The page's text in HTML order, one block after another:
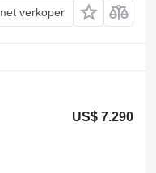
verkoper
US$ 7.290